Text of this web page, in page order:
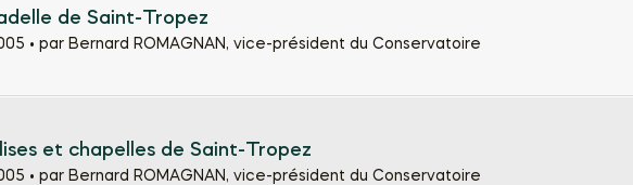
de Saint-Tropez
• par Bernard ROMAGNAN, vice-président du Conservatoire
et chapelles de Saint-Tropez
• par Bernard ROMAGNAN, vice-président du Conservatoire